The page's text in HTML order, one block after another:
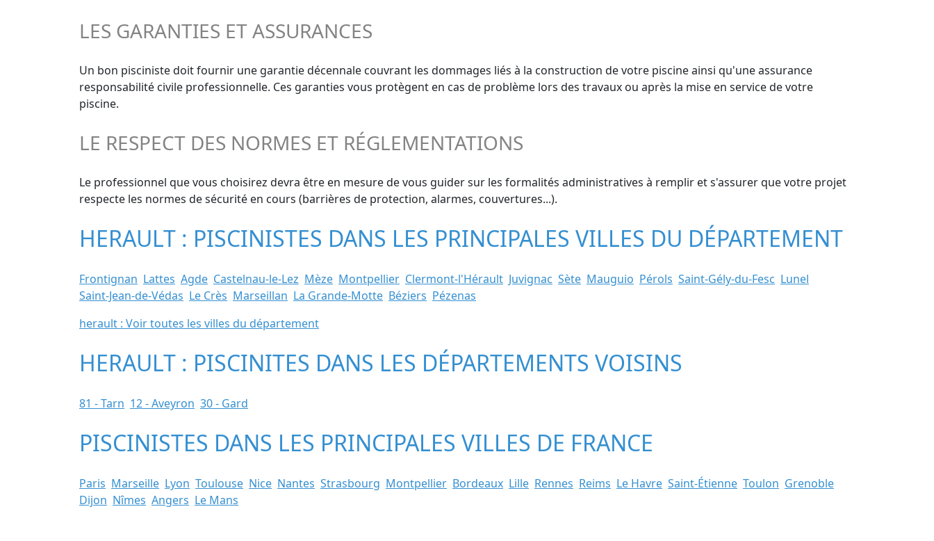
LES GARANTIES ET ASSURANCES
Un bon pisciniste doit fournir une garantie décennale couvrant les dommages liés à la construction de votre piscine ainsi qu'une assurance
responsabilité civile professionnelle. Ces garanties vous protègent en cas de problème lors des travaux ou après la mise en service de votre
piscine.
LE RESPECT DES NORMES ET RÉGLEMENTATIONS
Le professionnel que vous choisirez devra être en mesure de vous guider sur les formalités administratives à remplir et s'assurer que votre projet
respecte les normes de sécurité en cours (barrières de protection, alarmes, couvertures...).
HERAULT : PISCINISTES DANS LES PRINCIPALES VILLES DU DÉPARTEMENT
Frontignan Lattes Agde Castelnau-le-Lez Mèze Montpellier Clermont-l'Hérault Juvignac Sète Mauguio Pérols Saint-Gély-du-Fesc Lunel
Saint-Jean-de-Védas Le Crès Marseillan La Grande-Motte Béziers Pézenas
herault : Voir toutes les villes du département
HERAULT : PISCINITES DANS LES DÉPARTEMENTS VOISINS
81 - Tarn 12 - Aveyron 30 - Gard
PISCINISTES DANS LES PRINCIPALES VILLES DE FRANCE
Paris Marseille Lyon Toulouse Nice Nantes Strasbourg Montpellier Bordeaux Lille Rennes Reims Le Havre Saint-Étienne Toulon Grenoble
Dijon Nîmes Angers Le Mans